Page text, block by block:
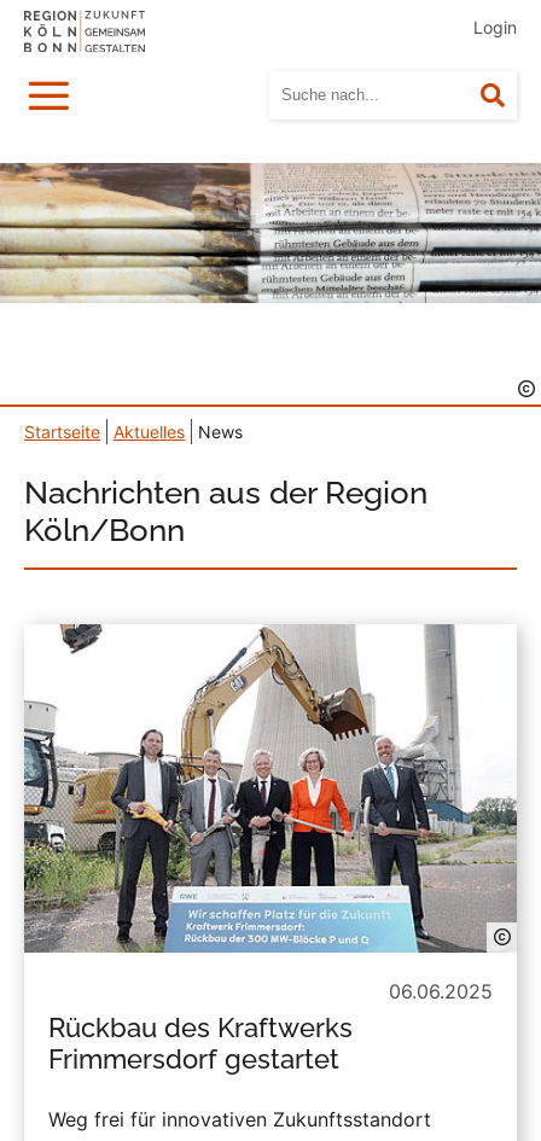
Login
Menü
Startseite Aktuelles News
Nachrichten aus der Region
Köln/Bonn
06.06.2025
Rückbau des Kraftwerks
Frimmersdorf gestartet
Weg frei für innovativen Zukunftsstandort